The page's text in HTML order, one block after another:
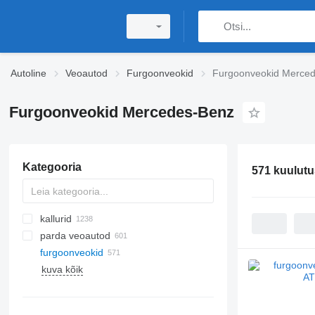
Autoline Veoautod Furgoonveokid Furgoonveokid
Furgoonveokid Mercedes-Benz
Kategooria
kallurid
parda veoautod
furgoonveokid
kuva kõik
571